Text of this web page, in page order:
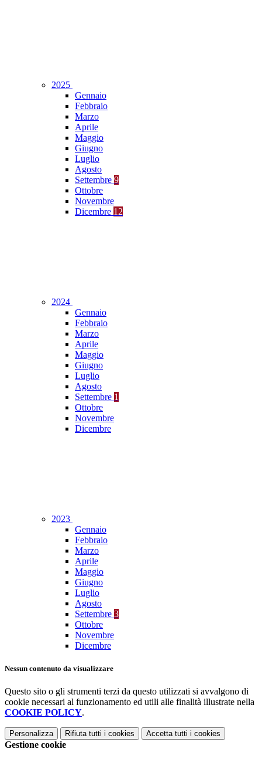
2025
Gennaio
Febbraio
Marzo
Aprile
Maggio
Giugno
Luglio
Agosto
Settembre 9
Ottobre
Novembre
Dicembre 12
2024
Gennaio
Febbraio
Marzo
Aprile
Maggio
Giugno
Luglio
Agosto
Settembre 1
Ottobre
Novembre
Dicembre
2023
Gennaio
Febbraio
Marzo
Aprile
Maggio
Giugno
Luglio
Agosto
Settembre 3
Ottobre
Novembre
Dicembre
Nessun contenuto da visualizzare
Questo sito o gli strumenti terzi da questo utilizzati si avvalgono di
cookie necessari al funzionamento ed utili alle finalità illustrate nella
COOKIE POLICY.
Personalizza Rifiuta tutti i cookies Accetta tutti i cookies
Gestione cookie